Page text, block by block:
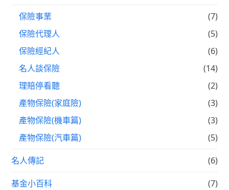
保險事業
(7)
保險代理人
(5)
保險經紀人
(6)
名人談保險
(14)
理賠停看聽
(2)
產物保險(家庭險)
(3)
產物保險(機車篇)
(3)
產物保險(汽車篇)
(5)
名人傳記 (6)
基金小百科 (7)